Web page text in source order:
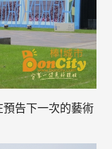
告下一次的藝術